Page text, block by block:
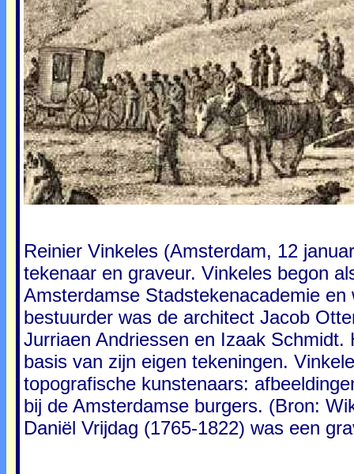
Reinier Vinkeles (Amsterdam, 12
tekenaar en graveur. Vinkeles begon
Amsterdamse Stadstekenacademie
bestuurder was de architect Jacob
Jurriaen Andriessen en Izaak
basis van zijn eigen tekeningen.
topografische kunstenaars:
bij de Amsterdamse burgers. (Bron:
Daniël Vrijdag (1765-1822) was een